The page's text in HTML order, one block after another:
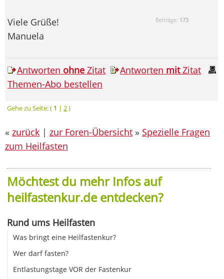
Beiträge: 173
Viele Grüße!
Manuela
Antworten ohne Zitat Antworten mitZitat
Themen-Abo bestellen
Gehe zu Seite: ( 1 | 2)
« zurück | zur Foren-Übersicht » Spezielle Fragen
zum Heilfasten
Möchtest du mehr Infos auf
heilfastenkur.de entdecken?
Rund ums Heilfasten
Was bringt eine Heilfastenkur?
Wer darf fasten?
Entlastungstage VOR der Fastenkur